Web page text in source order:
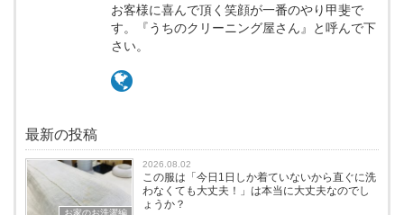
お客様に喜んで頂く笑顔が一番のやり甲斐で
す。『うちのクリーニング屋さん』と呼んで下
さい。
最新の投稿
お家のお洗濯編
2026.08.02
この服は「今日1日しか着ていないから直ぐに洗
わなくても大丈夫！」は本当に大丈夫なのでし
ょうか？